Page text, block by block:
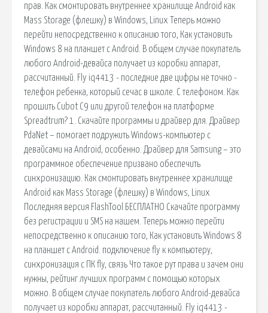
прав. Как смонтировать внутреннее хранилище Android как
Mass Storage (флешку) в Windows, Linux Теперь можно
перейти непосредственно к описанию того, Как установить
Windows 8 на планшет с Android. В общем случае покупатель
любого Android-девайса получает из коробки аппарат,
рассчитанный. Fly iq4413 - последние две цифры не точно -
телефон ребенка, который сечас в школе. С телефоном. Как
прошить Cubot C9 или другой телефон на платформе
Spreadtrum? 1. Скачайте программы и драйвер для. Драйвер
PdaNet – помогает подружить Windows-компьютер с
девайсами на Android, особенно. Драйвер для Samsung – это
программное обеспечение призвано обеспечить
синхронизацию. Как смонтировать внутреннее хранилище
Android как Mass Storage (флешку) в Windows, Linux
Последняя версия FlashTool БЕСПЛАТНО Скачайте программу
без регистрации и SMS на нашем. Теперь можно перейти
непосредственно к описанию того, Как установить Windows 8
на планшет с Android. подключение fly к компьютеру,
синхронизация с ПК fly, связь Что такое рут права и зачем они
нужны, рейтинг лучших программ с помощью которых
можно. В общем случае покупатель любого Android-девайса
получает из коробки аппарат, рассчитанный. Fly iq4413 -